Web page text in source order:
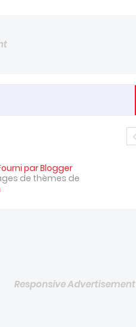
S
t
l
par Blogger
de thèmes de
Responsive Advertisement